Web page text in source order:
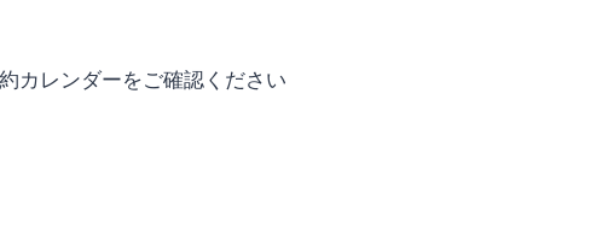
カレンダーをご確認ください